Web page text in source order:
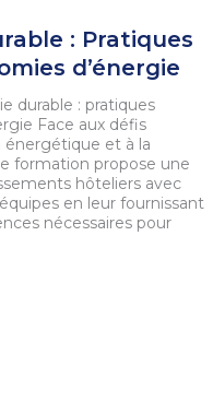
d’énergie
durable : pratiques
Face aux défis
énergétique et à la
formation propose une
hôteliers avec
en leur fournissant
nécessaires pour